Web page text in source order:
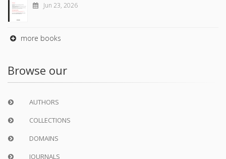
Jun 23, 2026
more books
Browse our
AUTHORS
COLLECTIONS
DOMAINS
JOURNALS